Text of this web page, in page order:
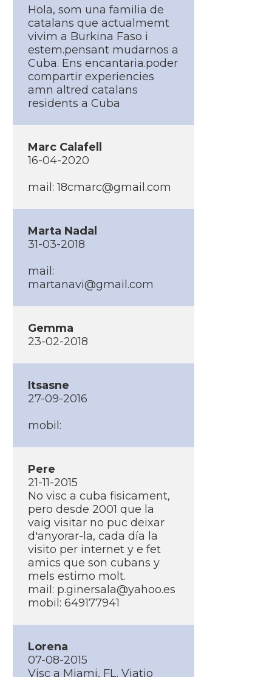
Hola, som una familia de
catalans que actualmemt
vivim a Burkina Faso i
estem.pensant mudarnos a
Cuba. Ens encantaria.poder
compartir experiencies
amn altred catalans
residents a Cuba
Marc Calafell
16-04-2020
mail: 18cmarc@gmail.com
Marta Nadal
31-03-2018
mail:
martanavi@gmail.com
Gemma
23-02-2018
Itsasne
27-09-2016
mobil:
Pere
21-11-2015
No visc a cuba fisicament,
pero desde 2001 que la
vaig visitar no puc deixar
d'anyorar-la, cada dí­a la
visito per internet y e fet
amics que son cubans y
mels estimo molt.
mail: p.ginersala@yahoo.es
mobil: 649177941
Lorena
07-08-2015
Visc a Miami, FL. Viatjo